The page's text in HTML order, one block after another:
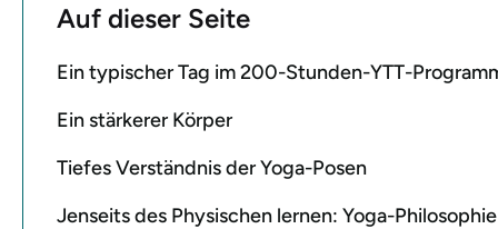
Auf dieser Seite
Ein typischer Tag im 200-Stunden-YTT-
Ein stärkerer Körper
Tiefes Verständnis der Yoga-Posen
Jenseits des Physischen lernen: Yoga-Philosophie